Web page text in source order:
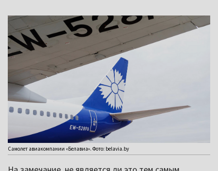
Самолет авиакомпании «Белавиа». Фото: belavia.by